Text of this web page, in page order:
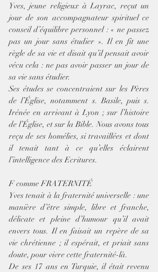
Yves, jeune religieux à Layrac, reçut un
jour de son accompagnateur spirituel ce
conseil d’équilibre personnel : « ne passez
pas un jour sans étudier ». Il en fit une
règle de sa vie et disait qu’il pensait avoir
vécu cela : ne pas avoir passer un jour de
sa vie sans étudier.
Ses études se concentraient sur les Pères
de l’Église, notamment s. Basile, puis s.
Irénée en arrivant à Lyon ; sur l’histoire
de l’Église, et sur la Bible. Nous avons tous
reçu de ses homélies, si travaillées et dont
il tenait tant à ce qu’elles éclairent
l’intelligence des Ecritures.
F comme FRATERNITÉ
Yves tenait à la fraternité universelle : une
manière d’être simple, libre et franche,
délicate et pleine d’humour qu’il avait
envers tous. Il en faisait un repère de sa
vie chrétienne ; il espérait, et priait sans
doute, pour vivre cette fraternité-là.
De ses 17 ans en Turquie, il était revenu